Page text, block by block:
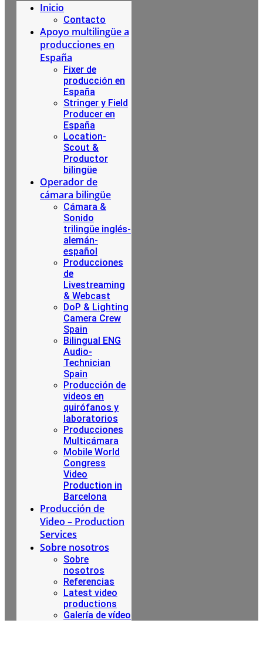
Inicio
Contacto
Apoyo multilingüe a
producciones en
España
Fixer de
producción en
España
Stringer y Field
Producer en
España
Location-
Scout &
Productor
bilingüe
Operador de
cámara bilingüe
Cámara &
Sonido
trilingüe inglés-
alemán-
español
Producciones
de
Livestreaming
& Webcast
DoP & Lighting
Camera Crew
Spain
Bilingual ENG
Audio-
Technician
Spain
Producción de
videos en
quirófanos y
laboratorios
Producciones
Multicámara
Mobile World
Congress
Video
Production in
Barcelona
Producción de
Video – Production
Services
Sobre nosotros
Sobre
nosotros
Referencias
Latest video
productions
Galería de vídeo